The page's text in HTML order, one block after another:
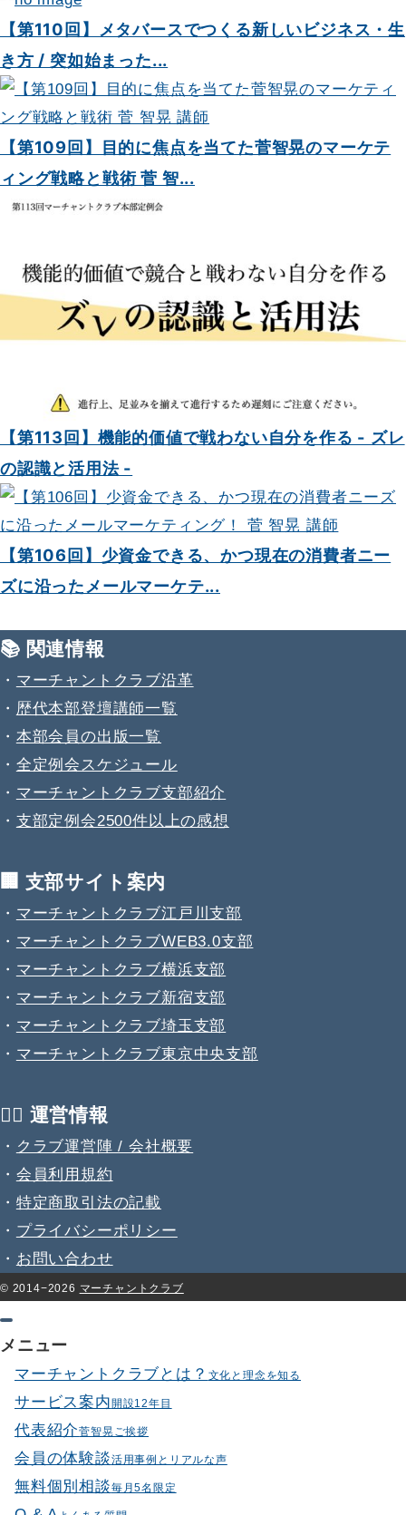
ン【第110回】メタバースでつくる新しいビジネス・生
き方 / 突如始まった...
【第109回】目的に焦点を当てた菅智晃のマーケテ
ィング戦略と戦術 菅 智...
【第113回】機能的価値で戦わない自分を作る - ズレ
の認識と活用法 -
【第106回】少資金できる、かつ現在の消費者ニー
ズに沿ったメールマーケテ...
📚 関連情報
・ マーチャントクラブ沿革
・ 歴代本部登壇講師一覧
・ 本部会員の出版一覧
・ 全定例会スケジュール
・ マーチャントクラブ支部紹介
・ 支部定例会2500件以上の感想
🏢 支部サイト案内
・ マーチャントクラブ江戸川支部
・ マーチャントクラブWEB3.0支部
・ マーチャントクラブ横浜支部
・ マーチャントクラブ新宿支部
・ マーチャントクラブ埼玉支部
・ マーチャントクラブ東京中央支部
💁‍♂️ 運営情報
・ クラブ運営陣 / 会社概要
・ 会員利用規約
・ 特定商取引法の記載
・ プライバシーポリシー
・ お問い合わせ
© 2014−2026 マーチャントクラブ
メニュー
マーチャントクラブとは？ 文化と理念を知る
サービス案内 開設12年目
代表紹介菅智晃ご挨拶
会員の体験談活用事例とリアルな声
無料個別相談毎月5名限定